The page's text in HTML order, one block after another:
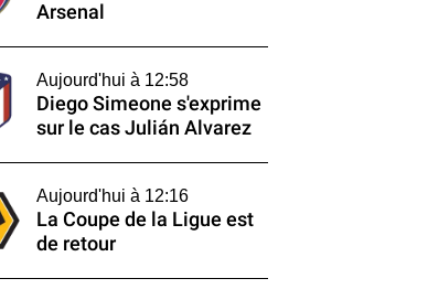
Arsenal
Aujourd'hui à 12:58
Diego Simeone s'exprime
sur le cas Julián Alvarez
Aujourd'hui à 12:16
La Coupe de la Ligue est
de retour